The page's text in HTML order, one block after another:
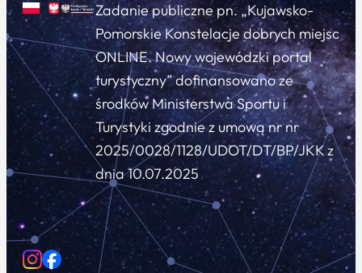
Zadanie publiczne pn. „Kujawsko-
Pomorskie Konstelacje dobrych miejsc
ONLINE. Nowy wojewódzki portal
turystyczny” dofinansowano ze
środków Ministerstwa Sportu i
Turystyki zgodnie z umową nr nr
2025/0028/1128/UDOT/DT/BP/JKK z
dnia 10.07.2025